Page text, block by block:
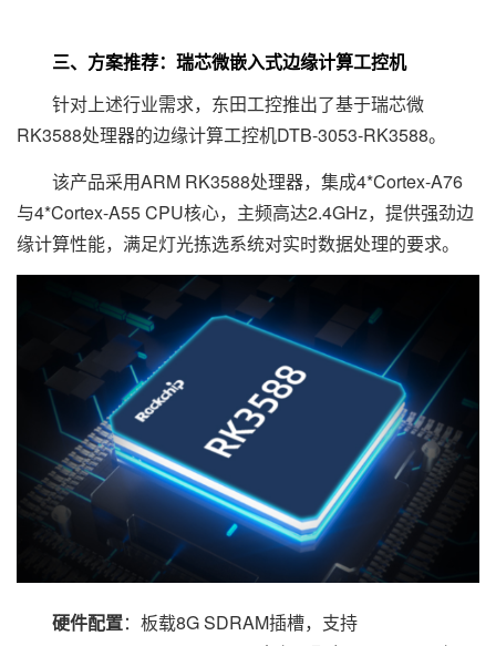
三、方案推荐：瑞芯微嵌入式边缘计算工控机
针对上述行业需求，东田工控推出了基于瑞芯微
RK3588处理器的边缘计算工控机DTB-3053-RK3588。
该产品采用ARM RK3588处理器，集成4*Cortex-A76
与4*Cortex-A55 CPU核心，主频高达2.4GHz，提供强劲边
缘计算性能，满足灯光拣选系统对实时数据处理的要求。
硬件配置：板载8G SDRAM插槽，支持